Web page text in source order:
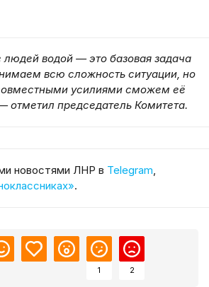
водой — это базовая задача
всю сложность ситуации, но
усилиями сможем её
отметил председатель Комитета.
новостями ЛНР в Telegram,
.
1 2